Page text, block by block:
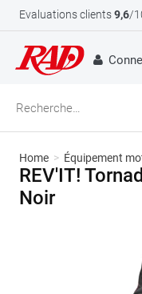
Evaluations clients9,6/
Home > Équipement
REV'IT!
Noir